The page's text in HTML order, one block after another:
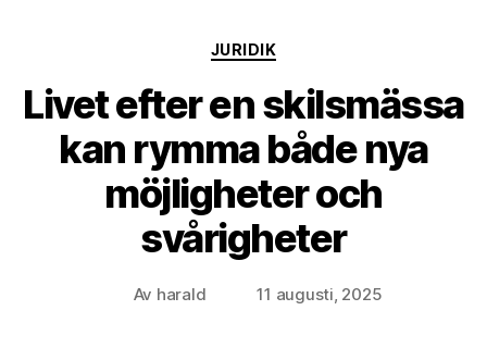
Kategorier
JURIDIK
Livet efter en skilsmässa
kan rymma både nya
möjligheter och
svårigheter
Inläggsförfattare
Av harald Inläggsdatum
11 augusti, 2025